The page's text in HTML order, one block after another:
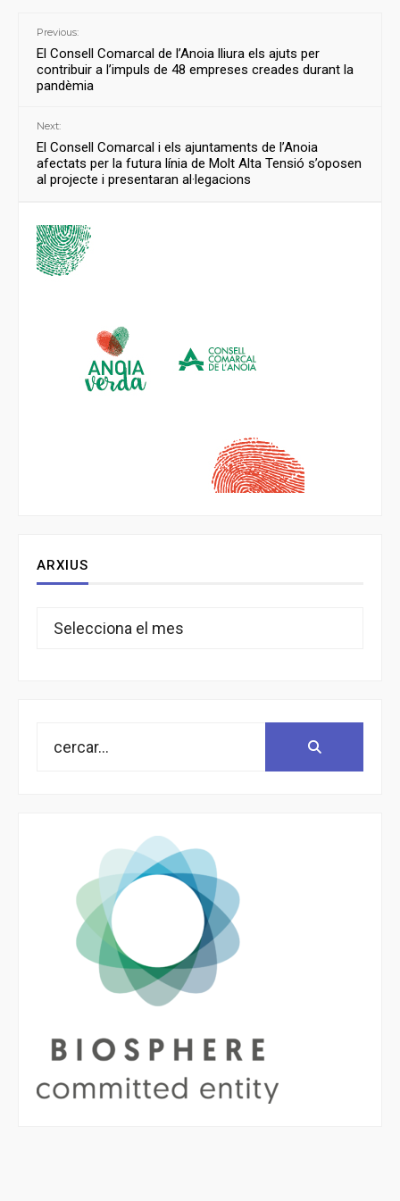
Previous:
El Consell Comarcal de l’Anoia lliura els ajuts per
contribuir a l’impuls de 48 empreses creades durant la
pandèmia
Next:
El Consell Comarcal i els ajuntaments de l’Anoia
afectats per la futura línia de Molt Alta Tensió s’oposen
al projecte i presentaran al·legacions
ARXIUS